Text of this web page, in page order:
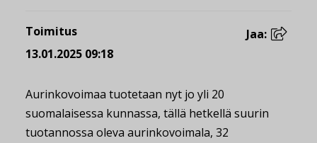
Toimitus
13.01.2025 09:18
Jaa:
Aurinkovoimaa tuotetaan nyt jo yli 20
suomalaisessa kunnassa, tällä hetkellä suurin
tuotannossa oleva aurinkovoimala, 32